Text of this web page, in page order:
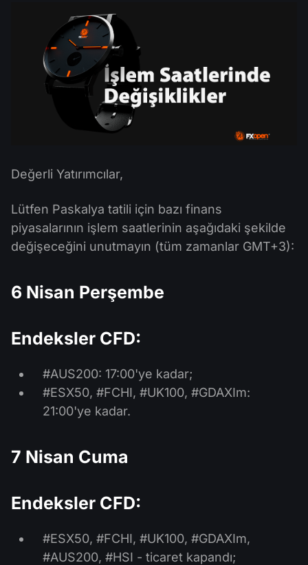
Karşılaştırma
Android FXOpen App
Haberler ve Analizler
Temettü Takvimi
Yardım Merkezi
CFD Yatırımı Nedir?
Forex Brokerı nedir?
Şirket Haberleri
Neden Biz
Bize Ulaşın
Değerli Yatırımcılar,
Lütfen Paskalya tatili için bazı finans
piyasalarının işlem saatlerinin aşağıdaki şekilde
değişeceğini unutmayın (tüm zamanlar GMT+3):
6 Nisan Perşembe
Endeksler CFD:
#AUS200: 17:00'ye kadar;
#ESX50, #FCHI, #UK100, #GDAXIm:
21:00'ye kadar.
7 Nisan Cuma
Endeksler CFD:
#ESX50, #FCHI, #UK100, #GDAXIm,
#AUS200, #HSI - ticaret kapandı;